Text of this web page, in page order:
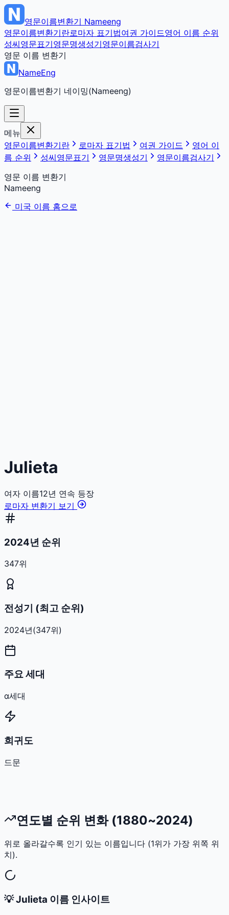
영문이름변환기 Nameeng
영문이름변환기란로마자 표기법여권 가이드영어 이름 순위
성씨영문표기영문명생성기영문이름검사기
영문 이름 변환기
NameEng
영문이름변환기 네이밍(Nameeng)
메뉴
영문이름변환기란
로마자 표기법 여권 가이드
영어 이
름 순위
성씨영문표기 영문명생성기
영문이름검사기
영문 이름 변환기
Nameeng
미국 이름 홈으로
Julieta
여자 이름12년 연속 등장
로마자 변환기 보기
2024년 순위
347위
전성기 (최고 순위)
2024년(347위)
주요 세대
α세대
희귀도
드문
연도별 순위 변화 (1880~2024)
위로 올라갈수록 인기 있는 이름입니다 (1위가 가장 위쪽 위
치).
💡Julieta 이름 인사이트